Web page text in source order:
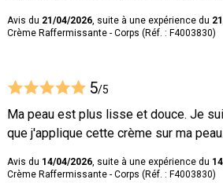
Avis du 21/04/2026, suite à une expérience du
Crème Raffermissante - Corps (Réf. : F4003830)
5/5
Ma peau est plus lisse et douce. Je
que j'applique cette crème sur ma
Avis du 14/04/2026, suite à une expérience du
Crème Raffermissante - Corps (Réf. : F4003830)